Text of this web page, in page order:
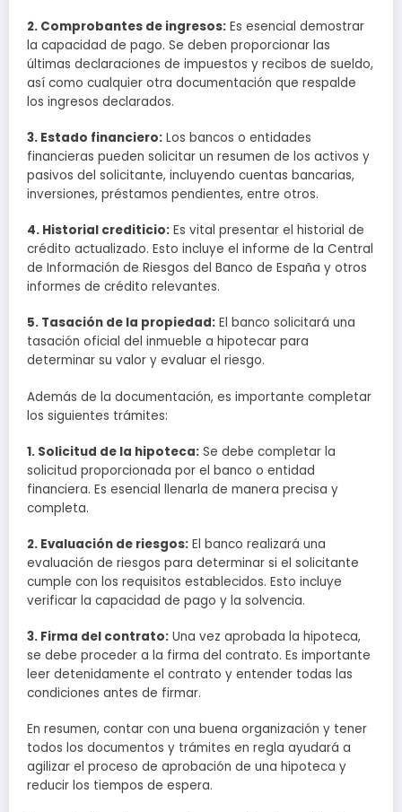
2. Comprobantes de ingresos: Es esencial demostrar
la capacidad de pago. Se deben proporcionar las
últimas declaraciones de impuestos y recibos de sueldo,
así como cualquier otra documentación que respalde
los ingresos declarados.
3. Estado financiero: Los bancos o entidades
financieras pueden solicitar un resumen de los activos y
pasivos del solicitante, incluyendo cuentas bancarias,
inversiones, préstamos pendientes, entre otros.
4. Historial crediticio: Es vital presentar el historial de
crédito actualizado. Esto incluye el informe de la Central
de Información de Riesgos del Banco de España y otros
informes de crédito relevantes.
5. Tasación de la propiedad: El banco solicitará una
tasación oficial del inmueble a hipotecar para
determinar su valor y evaluar el riesgo.
Además de la documentación, es importante completar
los siguientes trámites:
1. Solicitud de la hipoteca: Se debe completar la
solicitud proporcionada por el banco o entidad
financiera. Es esencial llenarla de manera precisa y
completa.
2. Evaluación de riesgos: El banco realizará una
evaluación de riesgos para determinar si el solicitante
cumple con los requisitos establecidos. Esto incluye
verificar la capacidad de pago y la solvencia.
3. Firma del contrato: Una vez aprobada la hipoteca,
se debe proceder a la firma del contrato. Es importante
leer detenidamente el contrato y entender todas las
condiciones antes de firmar.
En resumen, contar con una buena organización y tener
todos los documentos y trámites en regla ayudará a
agilizar el proceso de aprobación de una hipoteca y
reducir los tiempos de espera.